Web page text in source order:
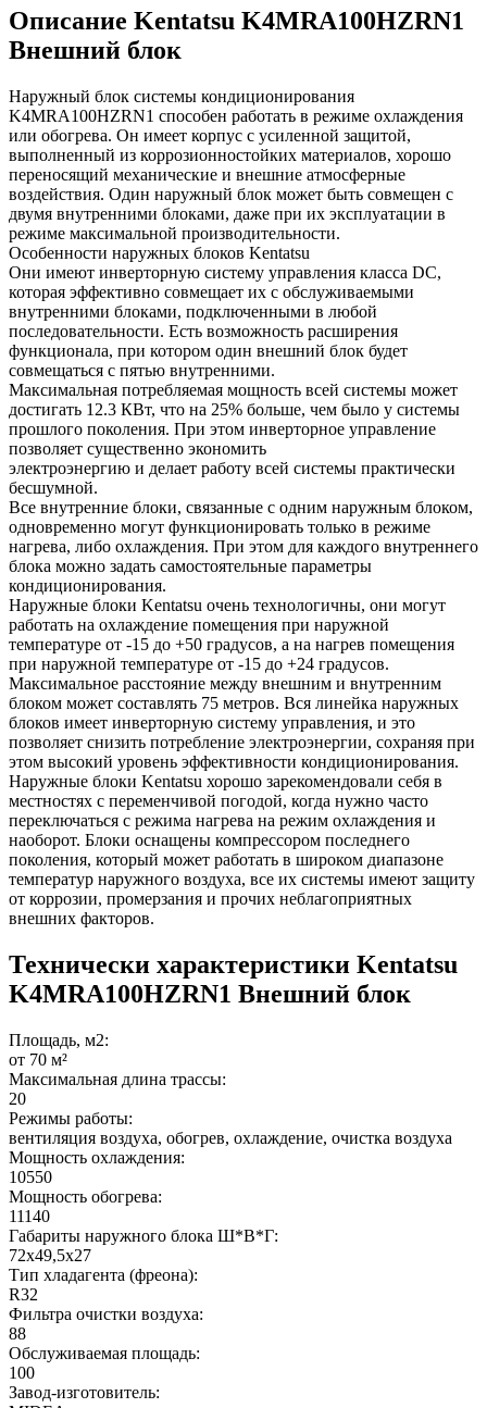
Описание Kentatsu K4MRA100HZRN1
Внешний блок
Наружный блок системы кондиционирования
K4MRA100HZRN1 способен работать в режиме охлаждения
или обогрева. Он имеет корпус с усиленной защитой,
выполненный из коррозионностойких материалов, хорошо
переносящий механические и внешние атмосферные
воздействия. Один наружный блок может быть совмещен с
двумя внутренними блоками, даже при их эксплуатации в
режиме максимальной производительности.
Особенности наружных блоков Kentatsu
Они имеют инверторную систему управления класса DC,
которая эффективно совмещает их с обслуживаемыми
внутренними блоками, подключенными в любой
последовательности. Есть возможность расширения
функционала, при котором один внешний блок будет
совмещаться с пятью внутренними.
Максимальная потребляемая мощность всей системы может
достигать 12.3 КВт, что на 25% больше, чем было у системы
прошлого поколения. При этом инверторное управление
позволяет существенно экономить
электроэнергию и делает работу всей системы практически
бесшумной.
Все внутренние блоки, связанные с одним наружным блоком,
одновременно могут функционировать только в режиме
нагрева, либо охлаждения. При этом для каждого внутреннего
блока можно задать самостоятельные параметры
кондиционирования.
Наружные блоки Kentatsu очень технологичны, они могут
работать на охлаждение помещения при наружной
температуре от -15 до +50 градусов, а на нагрев помещения
при наружной температуре от -15 до +24 градусов.
Максимальное расстояние между внешним и внутренним
блоком может составлять 75 метров. Вся линейка наружных
блоков имеет инверторную систему управления, и это
позволяет снизить потребление электроэнергии, сохраняя при
этом высокий уровень эффективности кондиционирования.
Наружные блоки Kentatsu хорошо зарекомендовали себя в
местностях с переменчивой погодой, когда нужно часто
переключаться с режима нагрева на режим охлаждения и
наоборот. Блоки оснащены компрессором последнего
поколения, который может работать в широком диапазоне
температур наружного воздуха, все их системы имеют защиту
от коррозии, промерзания и прочих неблагоприятных
внешних факторов.
Технически характеристики Kentatsu
K4MRA100HZRN1 Внешний блок
Площадь, м2:
от 70 м²
Максимальная длина трассы:
20
Режимы работы:
вентиляция воздуха, обогрев, охлаждение, очистка воздуха
Мощность охлаждения:
10550
Мощность обогрева:
11140
Габариты наружного блока Ш*В*Г:
72x49,5x27
Тип хладагента (фреона):
R32
Фильтра очистки воздуха:
88
Обслуживаемая площадь:
100
Завод-изготовитель: